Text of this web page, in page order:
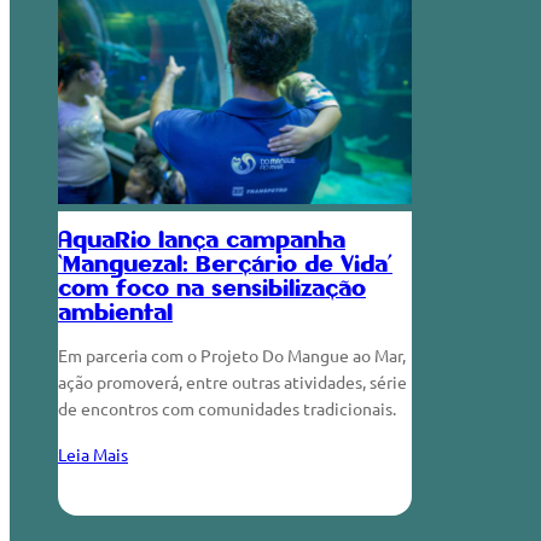
AquaRio lança campanha
‘Manguezal: Berçário de Vida’
com foco na sensibilização
ambiental
Em parceria com o Projeto Do Mangue ao Mar,
ação promoverá, entre outras atividades, série
de encontros com comunidades tradicionais.
Leia Mais